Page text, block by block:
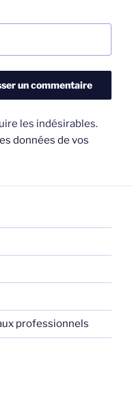
les indésirables.
données de vos
professionnels